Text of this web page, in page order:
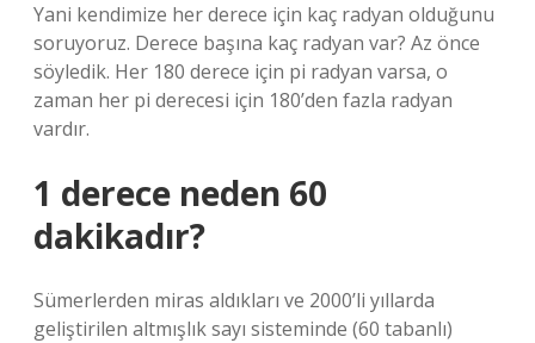
Yani kendimize her derece için kaç radyan olduğunu
soruyoruz. Derece başına kaç radyan var? Az önce
söyledik. Her 180 derece için pi radyan varsa, o
zaman her pi derecesi için 180’den fazla radyan
vardır.
1 derece neden 60
dakikadır?
Sümerlerden miras aldıkları ve 2000’li yıllarda
geliştirilen altmışlık sayı sisteminde (60 tabanlı)